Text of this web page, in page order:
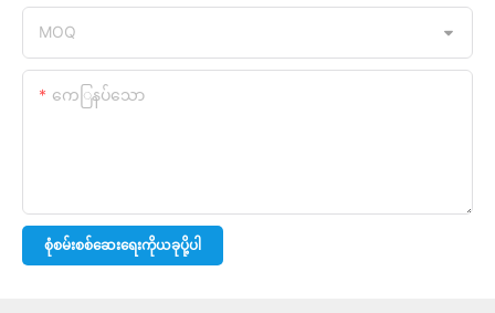
MOQ
ကေြနပ်သော
စုံစမ်းစစ်ဆေးရေးကိုယခုပို့ပါ